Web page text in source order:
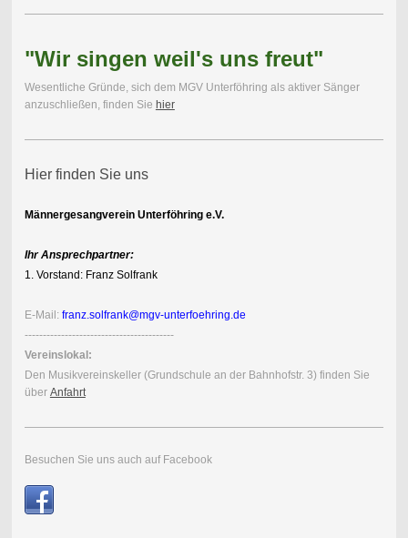
"Wir singen weil's uns freut"
Wesentliche Gründe, sich dem MGV Unterföhring als aktiver Sänger
anzuschließen, finden Sie hier
Hier finden Sie uns
Männergesangverein Unterföhring e.V.
Ihr Ansprechpartner:
1. Vorstand: Franz Solfrank
E-Mail: franz.solfrank@mgv-unterfoehring.de
-----------------------------------------
Vereinslokal:
Den Musikvereinskeller (Grundschule an der Bahnhofstr. 3) finden Sie
über Anfahrt
Besuchen Sie uns auch auf Facebook